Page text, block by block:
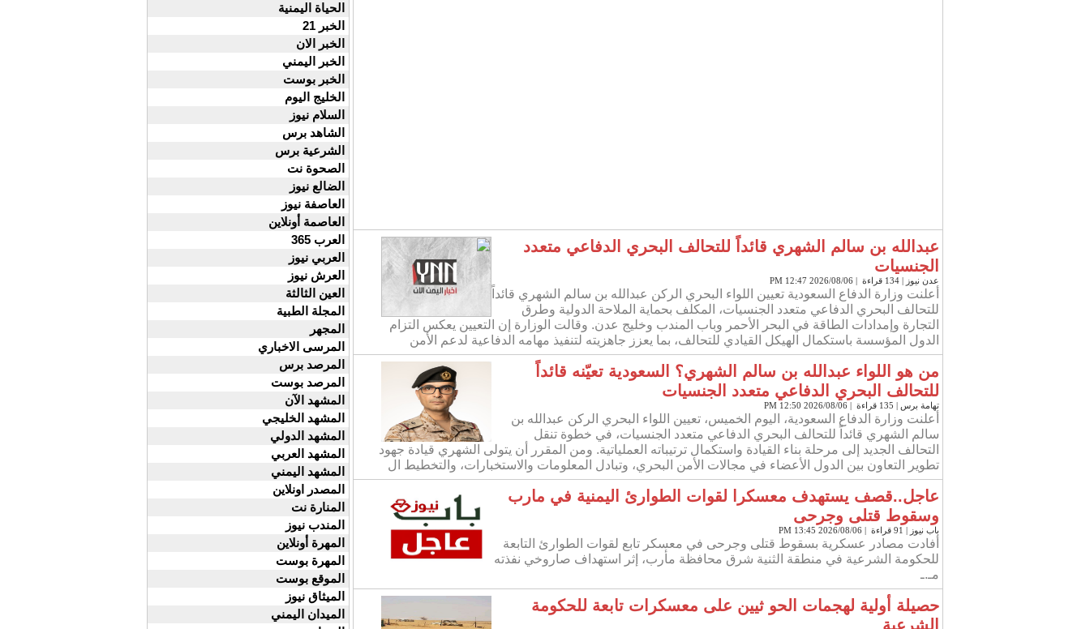
عبدالله بن سالم الشهري قائداً للتحالف البحري الدفاعي متعدد
الجنسيات
عدن نيوز | 134 قراءة | 2026/08/06 12:47 PM
أعلنت وزارة الدفاع السعودية تعيين اللواء البحري الركن عبدالله بن سالم الشهري قائداً
للتحالف البحري الدفاعي متعدد الجنسيات، المكلف بحماية الملاحة الدولية وطرق
التجارة وإمدادات الطاقة في البحر الأحمر وباب المندب وخليج عدن. وقالت الوزارة إن التعيين يعكس التزام
الدول المؤسسة باستكمال الهيكل القيادي للتحالف، بما يعزز جاهزيته لتنفيذ مهامه الدفاعية لدعم الأمن
من هو اللواء عبدالله بن سالم الشهري؟ السعودية تعيّنه قائداً
للتحالف البحري الدفاعي متعدد الجنسيات
تهامة برس | 135 قراءة | 2026/08/06 12:50 PM
أعلنت وزارة الدفاع السعودية، اليوم الخميس، تعيين اللواء البحري الركن عبدالله بن
سالم الشهري قائداً للتحالف البحري الدفاعي متعدد الجنسيات، في خطوة تنقل
التحالف الجديد إلى مرحلة بناء القيادة واستكمال ترتيباته العملياتية. ومن المقرر أن يتولى الشهري قيادة جهود
تطوير التعاون بين الدول الأعضاء في مجالات الأمن البحري، وتبادل المعلومات والاستخبارات، والتخطيط ال
عاجل..قصف يستهدف معسكرا لقوات الطوارئ اليمنية في مارب
وسقوط قتلى وجرحى
باب نيوز | 91 قراءة | 2026/08/06 13:45 PM
أفادت مصادر عسكرية بسقوط قتلى وجرحى في معسكر تابع لقوات الطوارئ التابعة
للحكومة الشرعية في منطقة الثنية شرق محافظة مأرب، إثر استهداف صاروخي نفذته
مـ.ـ
حصيلة أولية لهجمات الحو ثيين على معسكرات تابعة للحكومة
الشرعية
الحياة اليمنية
الخبر 21
الخبر الان
الخبر اليمني
الخبر بوست
الخليج اليوم
السلام نيوز
الشاهد برس
الشرعية برس
الصحوة نت
الضالع نيوز
العاصفة نيوز
العاصمة أونلاين
العرب 365
العربي نيوز
العرش نيوز
العين الثالثة
المجلة الطبية
المجهر
المرسى الاخباري
المرصد برس
المرصد بوست
المشهد الآن
المشهد الخليجي
المشهد الدولي
المشهد العربي
المشهد اليمني
المصدر اونلاين
المنارة نت
المندب نيوز
المهرة أونلاين
المهرة بوست
الموقع بوست
الميثاق نيوز
الميدان اليمني